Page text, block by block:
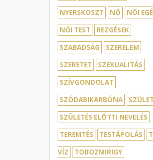
NYERSKOSZT
NŐ
NŐI
NŐI TEST
REZGÉSEK
SZABADSÁG
SZERELEM
SZERETET
SZEXUALITÁS
SZÍVGONDOLAT
SZÓDABIKARBÓNA
SZÜLETÉS ELŐTTI NEVELÉS
TEREMTÉS
TESTÁPOLÁS
VÍZ
TOBOZMIRIGY